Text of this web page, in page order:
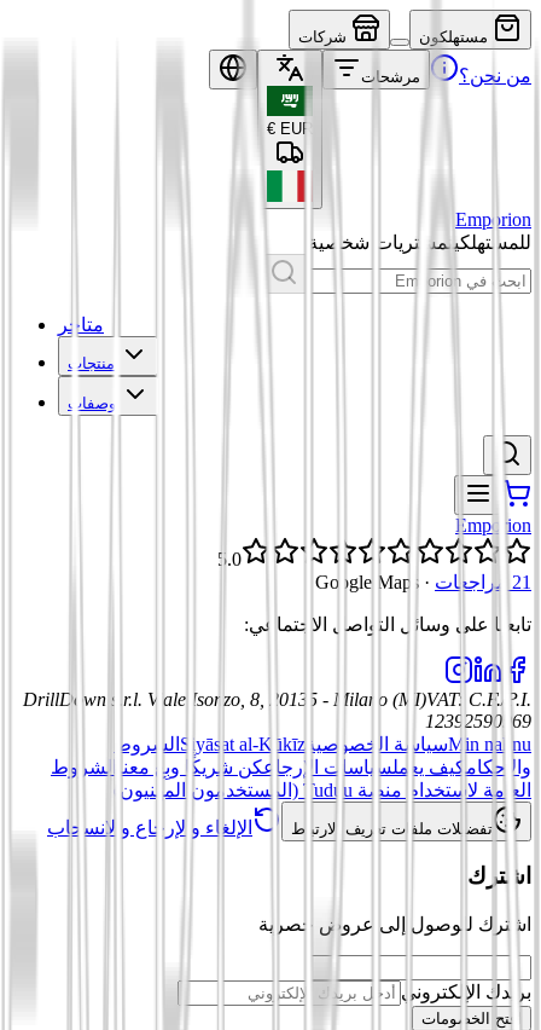
مستهلكون شركات
من نحن؟ مرشحات
EUR
€
Emporion
للمستهلكينمشتريات شخصية
متاجر
منتجات
وصفات
Emporion
5.0
21 مراجعات
·
Google Maps
تابعنا على وسائل التواصل الاجتماعي:
DrillDown s.r.l. Viale Isonzo, 8, 20135 - Milano (MI)VAT: C.F./P.I.
12392590969
Min nahnuسياسة الخصوصية Siyāsat al-Kūkīz الشروط
والأحكامكيف يعملسياسات الإرجاعكن شريكًا وبِع معنا
الشروط
العامة لاستخدام منصة Tuduu (المستخدمون المهنيون)
تفضيلات ملفات تعريف الارتباط الإلغاء والإرجاع والانسحاب
اشترك
اشترك للوصول إلى عروض حصرية
بريدك الإلكتروني
افتح الخصومات